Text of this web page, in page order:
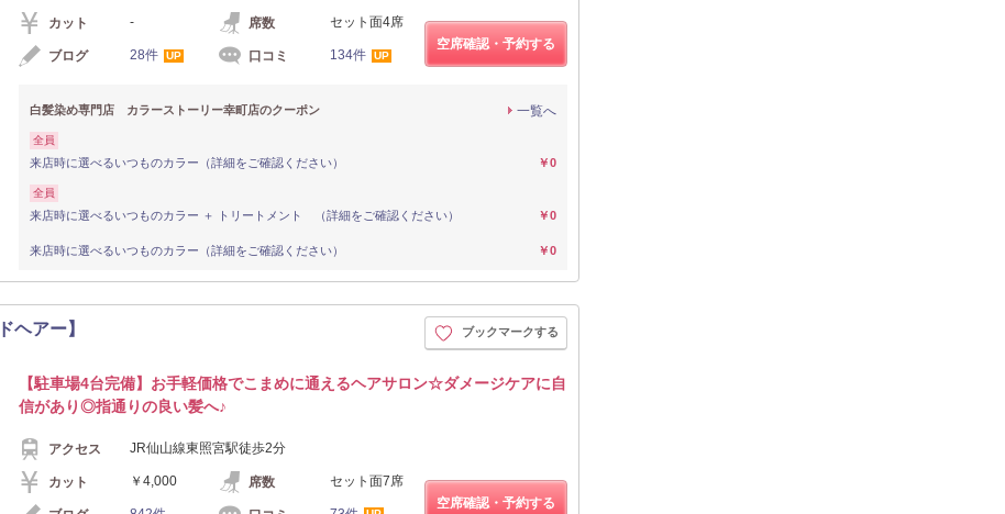
カット - 席数 セット面4席
ブログ 28件 UP 口コミ 134件 UP
空席確認・予約する
白髪染め専門店 カラーストーリー幸町店のクーポン 一覧へ
全員
来店時に選べるいつものカラー（詳細をご確認ください） ￥0
全員
来店時に選べるいつものカラー ＋ トリートメント （詳細をご確認ください） ￥0
来店時に選べるいつものカラー（詳細をご確認ください） ￥0
アー】 ブックマークする
【駐車場4台完備】お手軽価格でこまめに通えるヘアサロン☆ダメージケアに自
信があり◎指通りの良い髪へ♪
アクセス JR仙山線東照宮駅徒歩2分
カット ￥4,000 席数 セット面7席
空席確認・予約する